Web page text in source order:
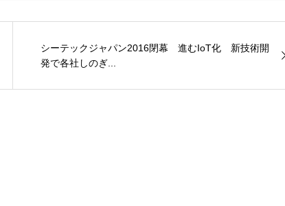
シーテックジャパン2016閉幕 進むIoT化 新技術開
発で各社しのぎ...